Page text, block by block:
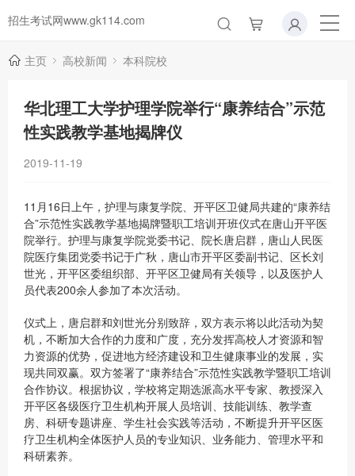
招生考试网www.gk114.com
主页 高校新闻 本科院校
华北理工大学护理学院举行“康养结合”示范
性实践教学基地揭牌仪
2019-11-19
11月16日上午，护理与康复学院、开平区卫健局共建的“康养结
合”示范性实践教学基地揭牌暨职工培训开班仪式在唐山开平医
院举行。护理与康复学院党委书记、院长唐启群，唐山人民医
院医疗集团党委书记于广秋，唐山市开平区委副书记、区长刘
世光，开平区委组织部、开平区卫健局有关领导，以及医护人
员代表200余人参加了本次活动。
仪式上，唐启群和刘世光分别致辞，双方表示将以此活动为契
机，不断加大合作的力度和广度，充分发挥高校人才资源和智
力资源的优势，促进地方经济建设和卫生健康事业的发展，实
现共同双赢。双方签署了“康养结合”示范性实践教学暨职工培训
合作协议。根据协议，学校将定期选派高水平专家、教授深入
开平区各级医疗卫生机构开展人员培训、技能训练、教学查
房、科研专题讲座、学生社会实践等活动，不断提升开平区医
疗卫生机构全体医护人员的专业知识、业务能力、管理水平和
科研素养。